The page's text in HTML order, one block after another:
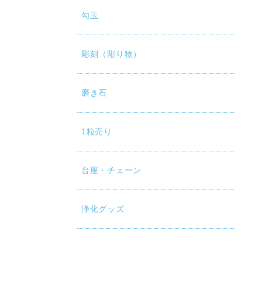
勾玉
彫刻（彫り物）
磨き石
1粒売り
台座・チェーン
浄化グッズ